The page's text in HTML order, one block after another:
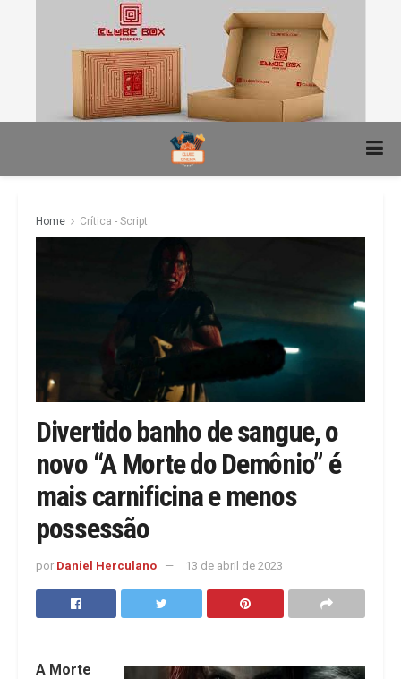
Home Crítica - Script
Divertido banho de sangue, o
novo “A Morte do Demônio” é
mais carnificina e menos
possessão
por Daniel Herculano 13 de abril de 2023
A Morte